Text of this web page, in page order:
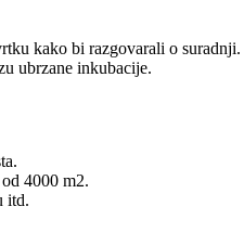
kako bi razgovarali o suradnji.
ubrzane inkubacije.
4000 m2.
itd.